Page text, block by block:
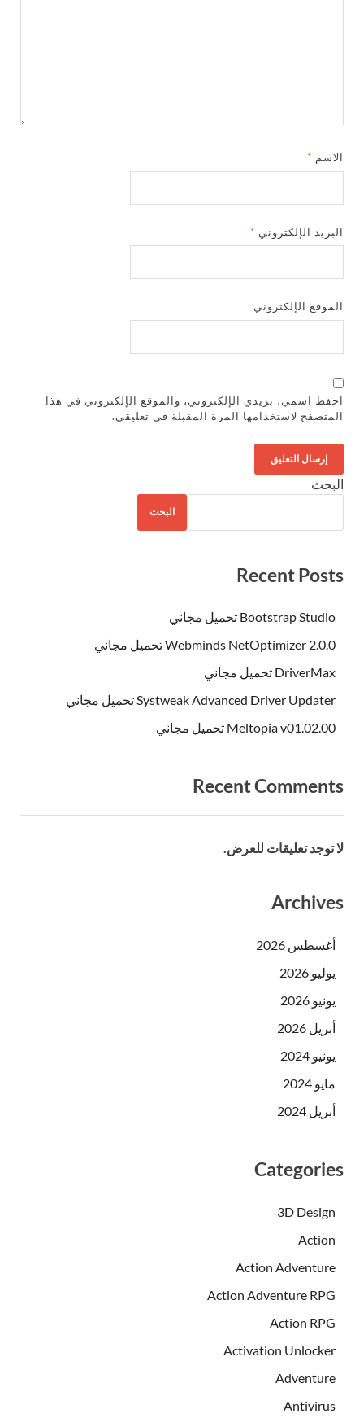
الاسم *
البريد الإلكتروني *
الموقع الإلكتروني
احفظ اسمي، بريدي الإلكتروني، والموقع الإلكتروني في هذا
المتصفح لاستخدامها المرة المقبلة في تعليقي.
البحث
البحث
Recent Posts
Bootstrap Studio تحميل مجاني
Webminds NetOptimizer 2.0.0 تحميل مجاني
DriverMax تحميل مجاني
Systweak Advanced Driver Updater تحميل مجاني
Meltopia v01.02.00 تحميل مجاني
Recent Comments
لا توجد تعليقات للعرض.
Archives
أغسطس 2026
يوليو 2026
يونيو 2026
أبريل 2026
يونيو 2024
مايو 2024
أبريل 2024
Categories
3D Design
Action
Action Adventure
Action Adventure RPG
Action RPG
Activation Unlocker
Adventure
Antivirus